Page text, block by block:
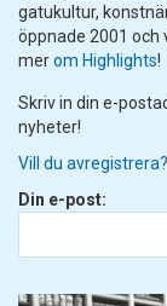
gatukultur,
öppnade 2001 och
merom Highlights!
Skriv in din e-
nyheter!
Vill du avregistrera?
Din e-post: